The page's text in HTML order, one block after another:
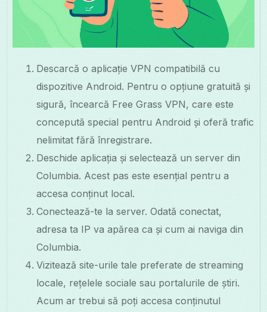
Descarcă o aplicație VPN compatibilă cu
dispozitive Android. Pentru o opțiune gratuită și
sigură, încearcă Free Grass VPN, care este
concepută special pentru Android și oferă trafic
nelimitat fără înregistrare.
Deschide aplicația și selectează un server din
Columbia. Acest pas este esențial pentru a
accesa conținut local.
Conectează-te la server. Odată conectat,
adresa ta IP va apărea ca și cum ai naviga din
Columbia.
Vizitează site-urile tale preferate de streaming
locale, rețelele sociale sau portalurile de știri.
Acum ar trebui să poți accesa conținutul